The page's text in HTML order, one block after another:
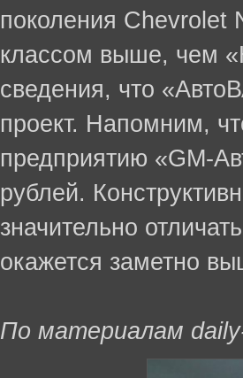
поколения Chevrolet
классом выше, чем
сведения, что
проект. Напомним,
предприятию «GM-
рублей.
значительно
окажется заметно
По материалам